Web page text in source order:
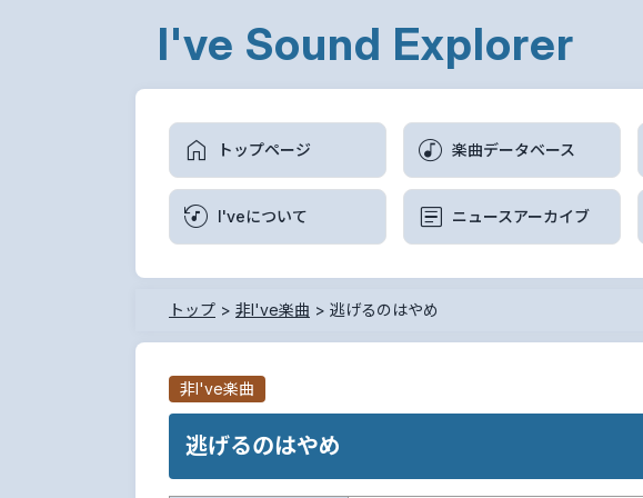
I've Sound Explorer
トップページ 楽曲データベース
I'veについて ニュースアーカイブ
トップ > 非I've楽曲 > 逃げるのはやめ
非I've楽曲
逃げるのはやめ